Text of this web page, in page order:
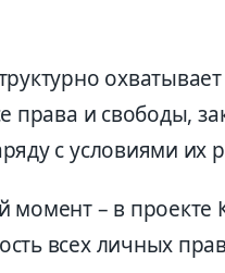
права и свободы,
с условиями их
момент – в проекте
всех личных